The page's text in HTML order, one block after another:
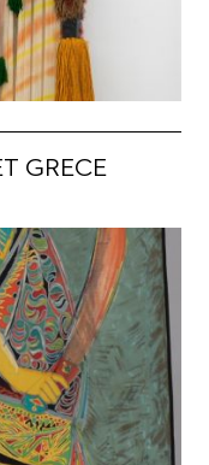
GRECE